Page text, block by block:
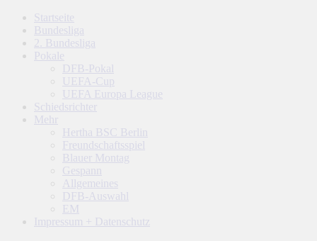
Startseite
Bundesliga
2. Bundesliga
Pokale
DFB-Pokal
UEFA-Cup
UEFA Europa League
Schiedsrichter
Mehr
Hertha BSC Berlin
Freundschaftsspiel
Blauer Montag
Gespann
Allgemeines
DFB-Auswahl
EM
Impressum + Datenschutz